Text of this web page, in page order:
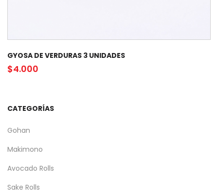
GYOSA DE VERDURAS 3 UNIDADES
$4.000
CATEGORÍAS
Gohan
Makimono
Avocado Rolls
Sake Rolls